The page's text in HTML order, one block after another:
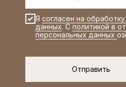
Я согласен на
данных. С политикой в
персональных данных
Отправить